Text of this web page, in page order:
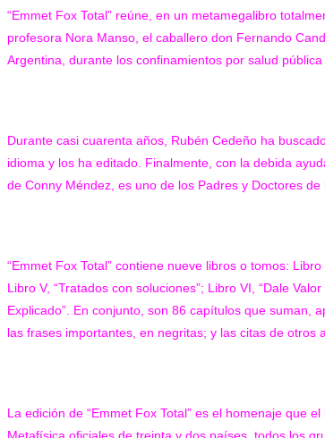
“Emmet Fox Total” reúne, en un metamegalibro
profesora Nora Manso, el caballero don Fernando
Argentina, durante los confinamientos por salud
Durante casi cuarenta años, Rubén Cedeño ha
idioma y los ha editado. Finalmente, con la debida
de Conny Méndez, es uno de los Padres y Doctores de
“Emmet Fox Total” contiene nueve libros o tomos:
Libro V, “Tratados con soluciones”; Libro VI, “Dale
Explicado”. En conjunto, son 86 capítulos que suman,
las frases importantes, en negritas; y las citas de otros
La edición de “Emmet Fox Total” es el homenaje que